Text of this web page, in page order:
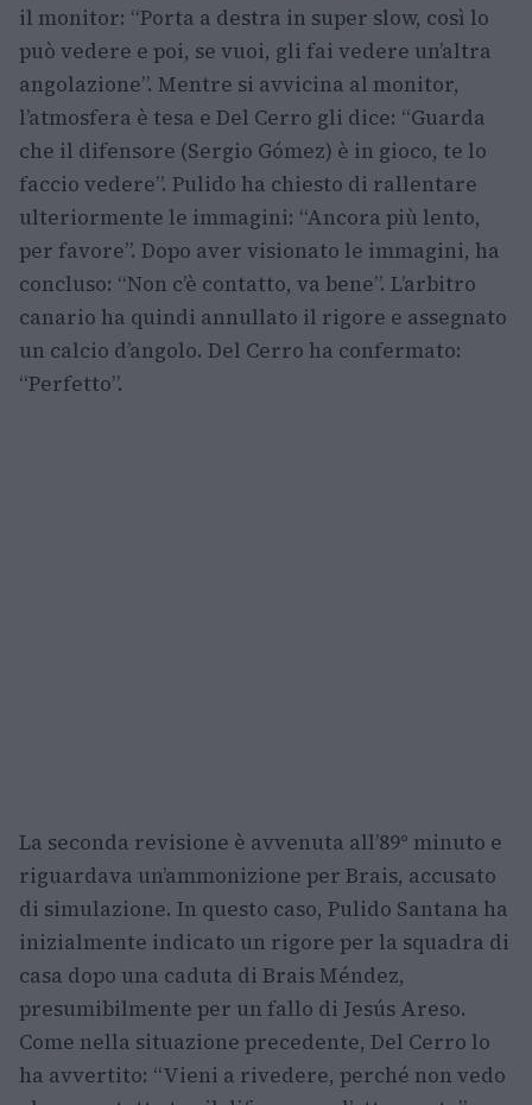
il monitor: “Porta a destra in super slow, così lo
può vedere e poi, se vuoi, gli fai vedere un’altra
angolazione”. Mentre si avvicina al monitor,
l’atmosfera è tesa e Del Cerro gli dice: “Guarda
che il difensore (Sergio Gómez) è in gioco, te lo
faccio vedere”. Pulido ha chiesto di rallentare
ulteriormente le immagini: “Ancora più lento,
per favore”. Dopo aver visionato le immagini, ha
concluso: “Non c’è contatto, va bene”. L’arbitro
canario ha quindi annullato il rigore e assegnato
un calcio d’angolo. Del Cerro ha confermato:
“Perfetto”.
La seconda revisione è avvenuta all’89° minuto e
riguardava un’ammonizione per Brais, accusato
di simulazione. In questo caso, Pulido Santana ha
inizialmente indicato un rigore per la squadra di
casa dopo una caduta di Brais Méndez,
presumibilmente per un fallo di Jesús Areso.
Come nella situazione precedente, Del Cerro lo
ha avvertito: “Vieni a rivedere, perché non vedo